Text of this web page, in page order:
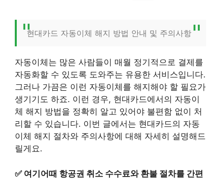
현대카드 자동이체 해지 방법 안내 및 주의사항
자동이체는 많은 사람들이 매월 정기적으로 결제를
자동화할 수 있도록 도와주는 유용한 서비스입니다.
그러나 가끔은 이런 자동이체를 해지해야 할 필요가
생기기도 하죠. 이런 경우, 현대카드에서의 자동이
체 해지 방법을 정확히 알고 있어야 불편함 없이 처
리할 수 있습니다. 이번 글에서는 현대카드의 자동
이체 해지 절차와 주의사항에 대해 자세히 설명해드
릴게요.
✅ 여기어때 항공권 취소 수수료와 환불 절차를 간편